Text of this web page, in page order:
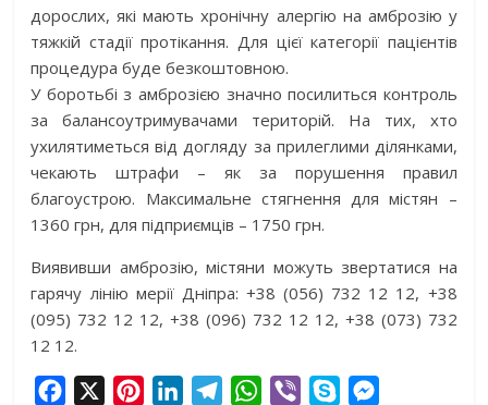
дорослих, які мають хронічну алергію на амброзію у
тяжкій стадії протікання. Для цієї категорії пацієнтів
процедура буде безкоштовною.
У боротьбі з амброзією значно посилиться контроль
за балансоутримувачами територій. На тих, хто
ухилятиметься від догляду за прилеглими ділянками,
чекають штрафи – як за порушення правил
благоустрою. Максимальне стягнення для містян –
1360 грн, для підприємців – 1750 грн.
Виявивши амброзію, містяни можуть звертатися на
гарячу лінію мерії Дніпра: +38 (056) 732 12 12, +38
(095) 732 12 12, +38 (096) 732 12 12, +38 (073) 732
12 12.
W